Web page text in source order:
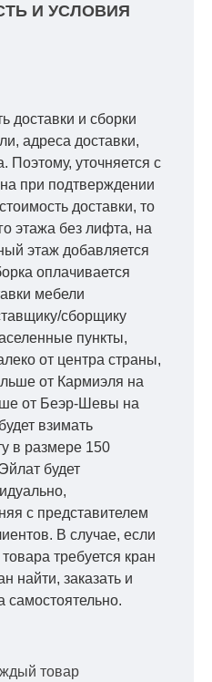
И УСЛОВИЯ
доставки и сборки
адреса доставки,
Поэтому, уточняется с
при подтверждении
доставки, то
этажа без лифта, на
этаж добавляется
оплачивается
мебели
сборщику
пункты,
от центра страны,
от Кармиэля на
от Беэр-Шевы на
взимать
в размере 150
будет
с представителем
В случае, если
требуется кран
найти, заказать и
самостоятельно.
товар